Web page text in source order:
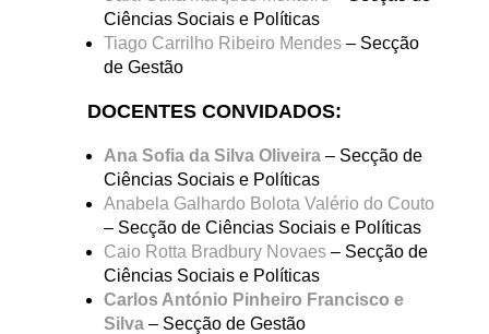
Ciências Sociais e Políticas
Tiago Carrilho Ribeiro Mendes – Secção
de Gestão
DOCENTES CONVIDADOS:
Ana Sofia da Silva Oliveira – Secção de
Ciências Sociais e Políticas
Anabela Galhardo Bolota Valério do Couto
– Secção de Ciências Sociais e Políticas
Caio Rotta Bradbury Novaes – Secção de
Ciências Sociais e Políticas
Carlos António Pinheiro Francisco e
Silva – Secção de Gestão